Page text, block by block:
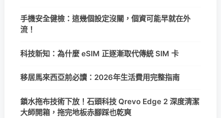
手機安全健檢：這幾個設定沒關，個資可能早就在外
流！
科技新知：為什麼 eSIM 正逐漸取代傳統 SIM 卡
移居馬來西亞前必讀：2026年生活費用完整指南
鎖水拖布技術下放！石頭科技 Qrevo Edge 2 深度清潔
大師開箱，拖完地板赤腳踩也乾爽